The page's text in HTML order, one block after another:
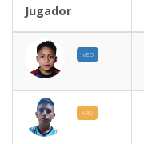
Jugador
MED
ARQ